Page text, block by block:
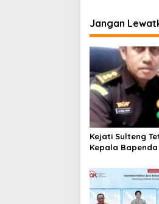
p
o
s
Jangan
Kejati Sulteng
Kepala
Pertambangan